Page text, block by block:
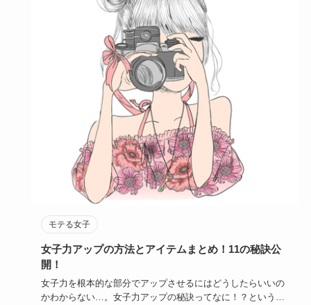
モテる女子
女子力アップの方法とアイテムまとめ！11の秘訣公
開！
女子力を根本的な部分でアップさせるにはどうしたらいいの
かわからない…。女子力アップの秘訣ってなに！？というお